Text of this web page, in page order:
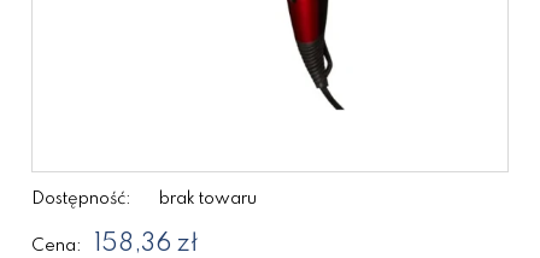
Dostępność: brak towaru
Cena: 158,36 zł